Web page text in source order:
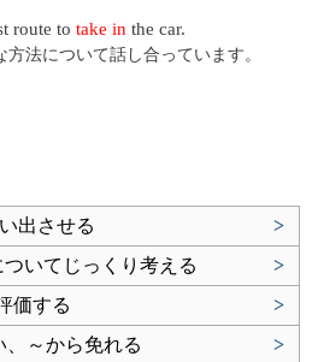
route to take in the car.
法について話し合っています。
出させる
>
ついてじっくり考える
>
価する
>
、～から免れる
>